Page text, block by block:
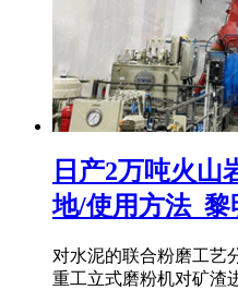
日产2万吨火山
地/使用方法_黎
对水泥的联合粉磨工艺
重工立式磨粉机对矿渣